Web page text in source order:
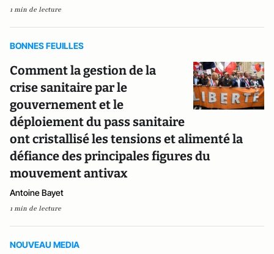
1 min de lecture
BONNES FEUILLES
Comment la gestion de la
crise sanitaire par le
gouvernement et le
déploiement du pass sanitaire
ont cristallisé les tensions et alimenté la
défiance des principales figures du
mouvement antivax
Antoine Bayet
1 min de lecture
NOUVEAU MEDIA